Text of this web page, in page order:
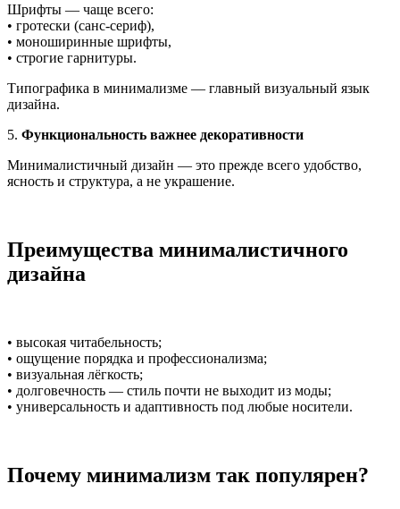
Шрифты — чаще всего:
• гротески (санс-сериф),
• моноширинные шрифты,
• строгие гарнитуры.
Типографика в минимализме — главный визуальный язык
дизайна.
5. Функциональность важнее декоративности
Минималистичный дизайн — это прежде всего удобство,
ясность и структура, а не украшение.
Преимущества минималистичного
дизайна
• высокая читабельность;
• ощущение порядка и профессионализма;
• визуальная лёгкость;
• долговечность — стиль почти не выходит из моды;
• универсальность и адаптивность под любые носители.
Почему минимализм так популярен?